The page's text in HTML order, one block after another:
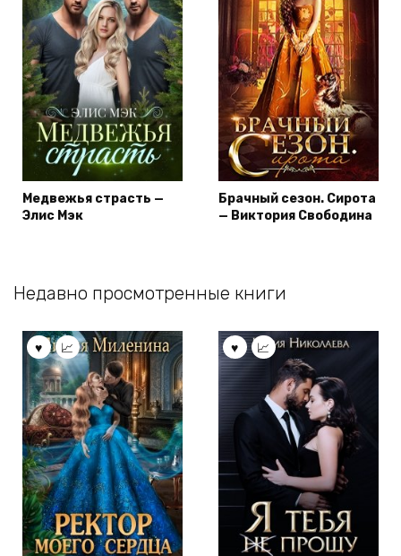
Медвежья страсть —
Элис Мэк
Брачный сезон. Сирота
— Виктория Свободина
Недавно просмотренные книги